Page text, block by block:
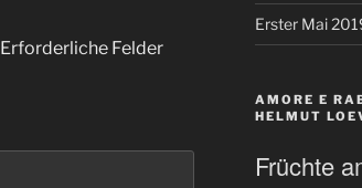
Erforderliche Felder
Erster Mai
AMORE E
HELMUT
Früchte